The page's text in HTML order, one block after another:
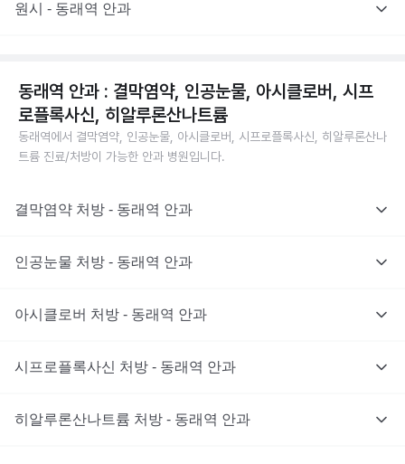
원시 - 동래역 안과
동래역 안과 : 결막염약, 인공눈물, 아시클로버, 시프
로플록사신, 히알루론산나트륨
동래역에서 결막염약, 인공눈물, 아시클로버, 시프로플록사신, 히알루론산나
트륨 진료/처방이 가능한 안과 병원입니다.
결막염약 처방 - 동래역 안과
인공눈물 처방 - 동래역 안과
아시클로버 처방 - 동래역 안과
시프로플록사신 처방 - 동래역 안과
히알루론산나트륨 처방 - 동래역 안과